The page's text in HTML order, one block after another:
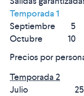
Temporada 1
Septiembre 5
Octubre 10
Precios por
Temporada 2
Julio 25